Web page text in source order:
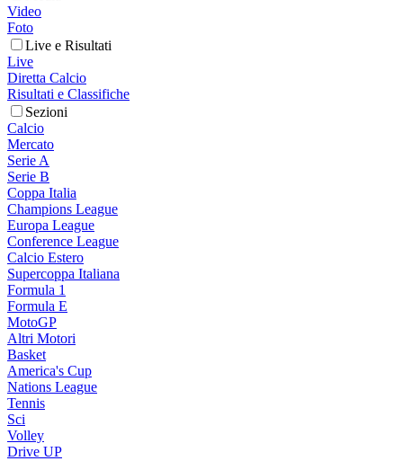
Video
Foto
Live e Risultati
Live
Diretta Calcio
Risultati e Classifiche
Sezioni
Calcio
Mercato
Serie A
Serie B
Coppa Italia
Champions League
Europa League
Conference League
Calcio Estero
Supercoppa Italiana
Formula 1
Formula E
MotoGP
Altri Motori
Basket
America's Cup
Nations League
Tennis
Sci
Volley
Drive UP